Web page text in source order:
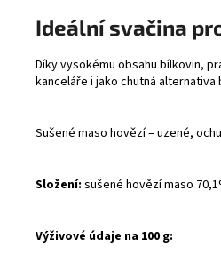
Ideální svačina
Díky vysokému obsahu bílkovin,
kanceláře i jako chutná alternativa
Sušené maso hovězí – uzené,
Složení: sušené hovězí maso
Výživové údaje na 100 g: